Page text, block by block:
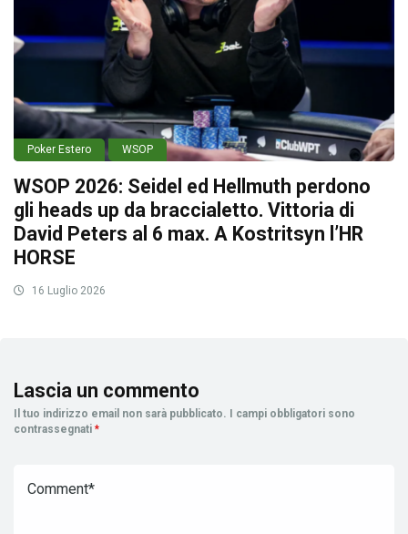
Poker Estero WSOP
WSOP 2026: Seidel ed Hellmuth perdono
gli heads up da braccialetto. Vittoria di
David Peters al 6 max. A Kostritsyn l’HR
HORSE
16 Luglio 2026
Lascia un commento
Il tuo indirizzo email non sarà pubblicato. I campi obbligatori sono
contrassegnati *